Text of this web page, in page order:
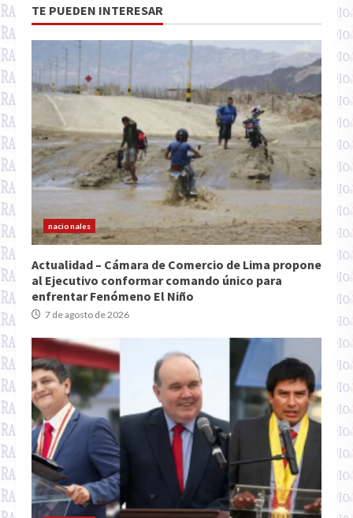
TE PUEDEN INTERESAR
nacionales
Actualidad – Cámara de Comercio de Lima propone
al Ejecutivo conformar comando único para
enfrentar Fenómeno El Niño
7 de agosto de 2026